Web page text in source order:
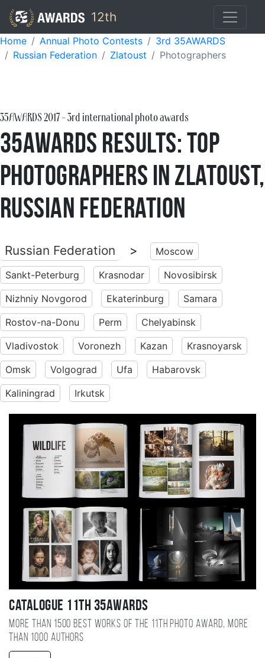
12th
Home Annual Photo Contests
3rd 35AWARDS
Russian Federation
Zlatoust Photographers
35AWARDS2017- 3rd international photo awards
35AWARDS Results: Top
Photographers in Zlatoust,
Russian Federation
Russian Federation >
Moscow
Sankt-Peterburg
Krasnodar
Novosibirsk
Nizhniy Novgorod
Ekaterinburg
Samara
Rostov-na-Donu
Perm
Chelyabinsk
Vladivostok
Voronezh Kazan
Krasnoyarsk
Omsk
Volgograd Ufa
Habarovsk
Kaliningrad
Irkutsk
Catalogue 11TH 35AWARDS
More than 1500 best works of the 11TH photo award, more
than 1000 authors